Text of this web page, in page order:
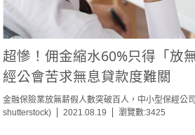
超慘！佣金縮水60%只得「
經公會苦求無息貸款度難關
金融保險業放無薪假人數突破百人，中小型保經公
shutterstock)
2021.08.19 瀏覽數:3425